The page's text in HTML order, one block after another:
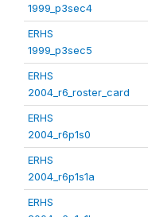
1999_p3sec4
ERHS
1999_p3sec5
ERHS
2004_r6_roster_card
ERHS
2004_r6p1s0
ERHS
2004_r6p1s1a
ERHS